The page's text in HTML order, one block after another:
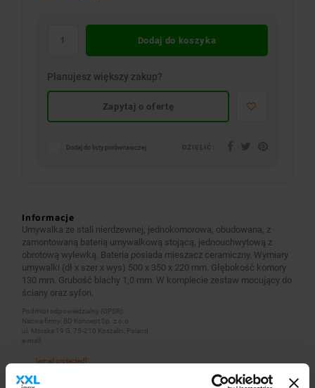
Dodaj do koszyka
Planujesz większy zakup?
Zapytaj o ofertę
Dodaj do listy porównawczej
Informacje
Umywalka ze stali nierdzewnej, jednokomorowa, obudowana, z
zamontowaną baterią umywalkową stojącą, jednouchwytową z
obrotową wylewką. Bateria posiada mieszacz ceramiczny. Wymiary
umywalki (dł x szer x wys) 500 x 350 x 220 mm. Głębokość komory
130 mm. Grubość blachy 1,0 mm. W komplecie zestaw mocujący do
ściany oraz syfon.
Podmiot odpowiedzialny (GPSR):
Nazwa firmy: BD Koncept Sp. z o.o.
ul. Morska 19 G, 75-210 Koszalin, Poland
e-mail:
[email protected]